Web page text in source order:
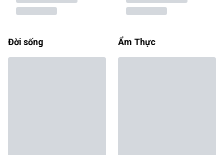
Đời sống Ẩm Thực